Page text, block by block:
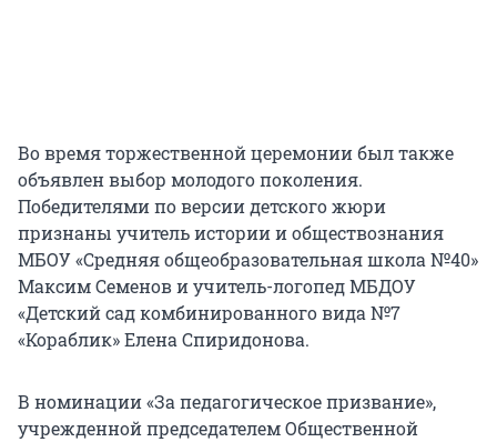
Во время торжественной церемонии был также
объявлен выбор молодого поколения.
Победителями по версии детского жюри
признаны учитель истории и обществознания
МБОУ «Средняя общеобразовательная школа №40»
Максим Семенов и учитель-логопед МБДОУ
«Детский сад комбинированного вида №7
«Кораблик» Елена Спиридонова.
В номинации «За педагогическое призвание»,
учрежденной председателем Общественной